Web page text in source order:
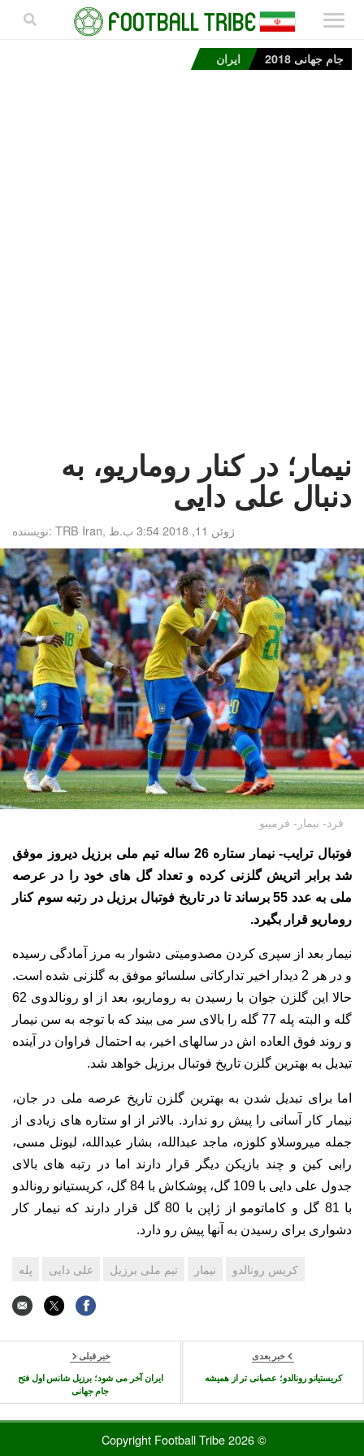
جام جهانی 2018 ایران
نیمار؛ در کنار روماریو، به
دنبال علی دایی
نویسنده:TRB Iran, ژوئن 11, 2018 3:54 ب.ظ
فرد- نیمار- فرمینو
فوتبال ترایب- نیمار ستاره 26 ساله تیم ملی برزیل دیروز موفق
شد برابر اتریش گلزنی کرده و تعداد گل های خود را در عرصه
ملی به عدد 55 برساند تا در تاریخ فوتبال برزیل در رتبه سوم کنار
روماریو قرار بگیرد.
نیمار بعد از سپری کردن مصدومیتی دشوار به مرز آمادگی رسیده
و در هر 2 دیدار اخیر تدارکاتی سلسائو موفق به گلزنی شده است.
حالا این گلزن جوان با رسیدن به روماریو، بعد از او رونالدوی 62
گله و البته پله 77 گله را بالای سر می بیند که با توجه به سن نیمار
و روند فوق العاده اش در سالهای اخیر، به احتمال فراوان در آینده
تیدیل به بهترین گلزن تاریخ فوتبال برزیل خواهد شد.
اما برای تبدیل شدن به بهترین گلزن تاریخ عرصه ملی در جان،
نیمار کار آسانی را پیش رو ندارد. بالاتر از او ستاره های زیادی از
جمله میروسلاو کلوزه، ماجد عبدالله، بشار عبدالله، لیونل مسی،
رابی کین و چند بازیکن دیگر قرار دارند اما در رتبه های بالای
جدول علی دایی با 109 گل، پوشکاش با 84 گل، کریستیانو رونالدو
با 81 گل و کاماتومو از ژاپن با 80 گل قرار دارند که نیمار کار
دشواری برای رسیدن به آنها پیش رو دارد.
کریس رونالدو نیمار تیم ملی برزیل علی دایی پله
خبر بعدی
کریستیانو رونالدو؛ عصبانی تر از همیشه
خبر قبلی
ایران آخر می شود؛ برزیل شانس اول فتح
جام جهانی
© 2026 Copyright Football Tribe